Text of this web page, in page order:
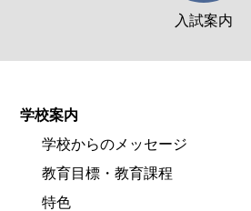
入試案内
学校案内
学校からのメッセージ
教育目標・教育課程
特色